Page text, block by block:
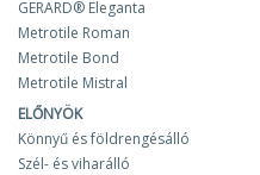
GERARD® Eleganta
Metrotile Roman
Metrotile Bond
Metrotile Mistral
ELŐNYÖK
Könnyű és földrengésálló
Szél- és viharálló